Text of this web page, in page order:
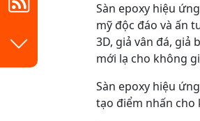
Sàn epoxy hiệu
mỹ độc đáo và ấn
3D, giả vân đá, giả
mới lạ cho không
Sàn epoxy hiệu
tạo điểm nhấn cho